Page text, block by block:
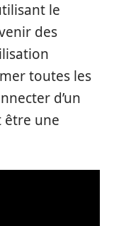
le
des
toutes les
d’un
être une